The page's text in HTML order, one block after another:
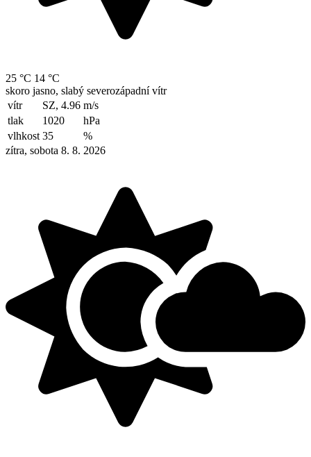
25 °C 14 °C
skoro jasno, slabý severozápadní vítr
vítr
SZ, 4.96 m/s
tlak
1020
hPa
vlhkost 35
%
zítra, sobota 8. 8. 2026